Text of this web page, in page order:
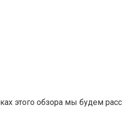
этого обзора мы будем